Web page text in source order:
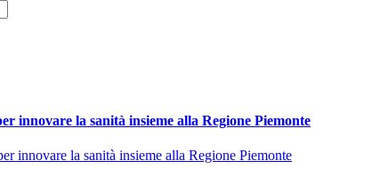
innovare la sanità insieme alla Regione Piemonte